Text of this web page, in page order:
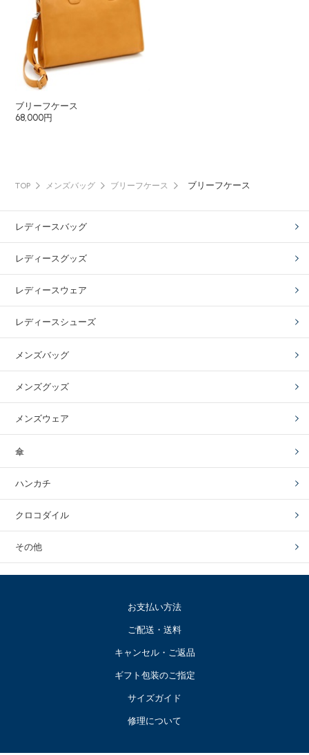
ブリーフケース
68,000円
TOP メンズバッグ ブリーフケース ブリーフケース
レディースバッグ
レディースグッズ
レディースウェア
レディースシューズ
メンズバッグ
メンズグッズ
メンズウェア
傘
ハンカチ
クロコダイル
その他
お支払い方法
ご配送・送料
キャンセル・ご返品
ギフト包装のご指定
サイズガイド
修理について